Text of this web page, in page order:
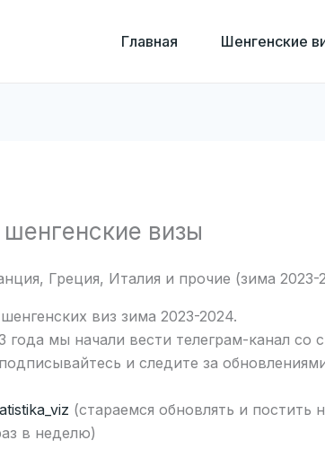
Главная Шенгенские
визы
Греция, Италия и прочие (зима 2023-
виз зима 2023-2024.
года мы начали вести телеграм-канал со
и следите за
(стараемся обновлять и постить
в неделю)